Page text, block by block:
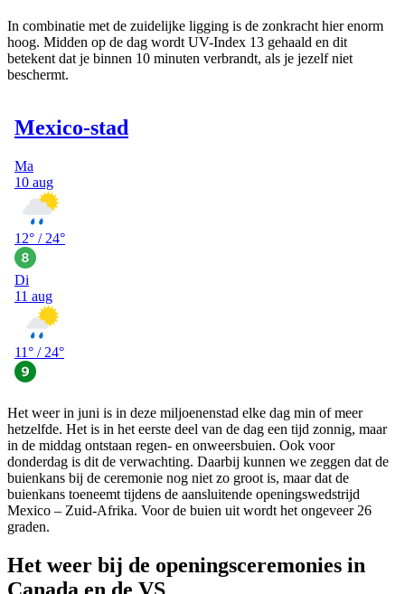
In combinatie met de zuidelijke ligging is de zonkracht hier enorm
hoog. Midden op de dag wordt UV-Index 13 gehaald en dit
betekent dat je binnen 10 minuten verbrandt, als je jezelf niet
beschermt.
Het weer in juni is in deze miljoenenstad elke dag min of meer
hetzelfde. Het is in het eerste deel van de dag een tijd zonnig, maar
in de middag ontstaan regen- en onweersbuien. Ook voor
donderdag is dit de verwachting. Daarbij kunnen we zeggen dat de
buienkans bij de ceremonie nog niet zo groot is, maar dat de
buienkans toeneemt tijdens de aansluitende openingswedstrijd
Mexico – Zuid-Afrika. Voor de buien uit wordt het ongeveer 26
graden.
Het weer bij de openingsceremonies in
Canada en de VS